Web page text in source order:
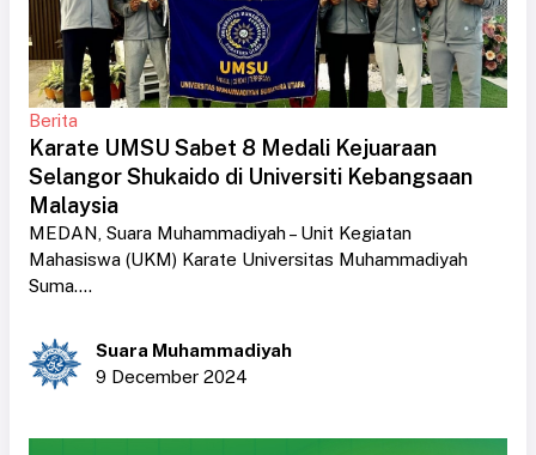
Berita
Karate UMSU Sabet 8 Medali Kejuaraan
Selangor Shukaido di Universiti Kebangsaan
Malaysia
MEDAN, Suara Muhammadiyah – Unit Kegiatan
Mahasiswa (UKM) Karate Universitas Muhammadiyah
Suma....
Suara Muhammadiyah
9 December 2024